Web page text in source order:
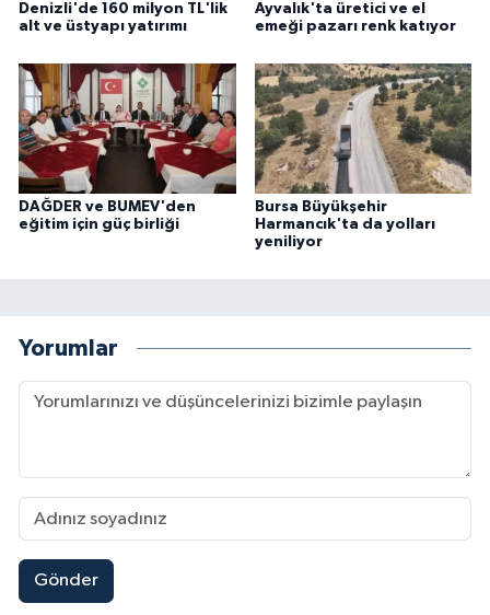
Denizli'de 160 milyon TL'lik
alt ve üstyapı yatırımı
Ayvalık'ta üretici ve el
emeği pazarı renk katıyor
DAĞDER ve BUMEV'den
eğitim için güç birliği
Bursa Büyükşehir
Harmancık'ta da yolları
yeniliyor
Yorumlar
Gönder